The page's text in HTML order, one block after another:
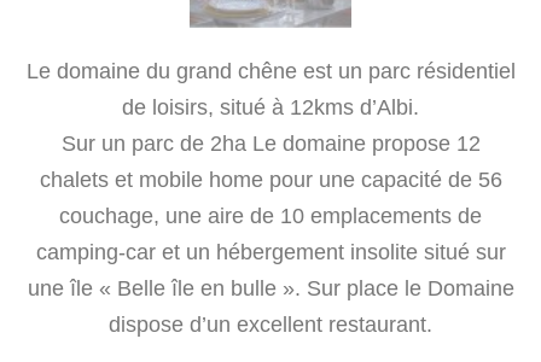
Le domaine du grand chêne est un parc résidentiel
de loisirs, situé à 12kms d’Albi.
Sur un parc de 2ha Le domaine propose 12
chalets et mobile home pour une capacité de 56
couchage, une aire de 10 emplacements de
camping-car et un hébergement insolite situé sur
une île « Belle île en bulle ». Sur place le Domaine
dispose d’un excellent restaurant.